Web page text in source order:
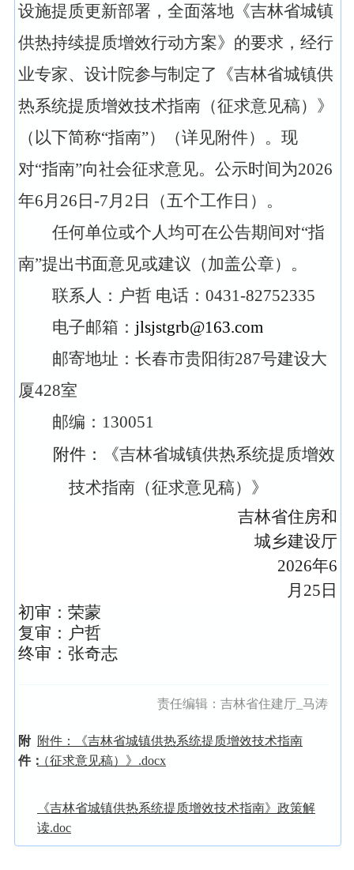
设施提质更新部署，全面落地《吉林省城镇
供热持续提质增效行动方案》的要求，经行
业专家、设计院参与制定了《吉林省城镇供
热系统提质增效技术指南（征求意见稿）》
（以下简称“指南”）（详见附件）。现
对“指南”向社会征求意见。公示时间为2026
年6月26日-7月2日（五个工作日）。
任何单位或个人均可在公告期间对“指
南”提出书面意见或建议（加盖公章）。
联系人：户哲 电话：0431-82752335
电子邮箱： jlsjstgrb@163.com
邮寄地址：长春市贵阳街287号建设大
厦428室
邮编：130051
附件：《吉林省城镇供热系统提质增效
技术指南（征求意见稿）》
吉林省住房和
城乡建设厅
2026年6
月25日
初审：荣蒙
复审：户哲
终审：张奇志
责任编辑：吉林省住建厅_马涛
附
件：
附件：《吉林省城镇供热系统提质增效技术指南
（征求意见稿）》.docx
《吉林省城镇供热系统提质增效技术指南》政策解
读.doc